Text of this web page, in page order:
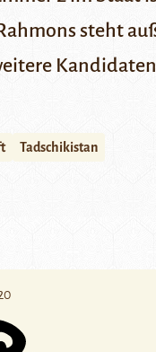
steht
Tadschikistan